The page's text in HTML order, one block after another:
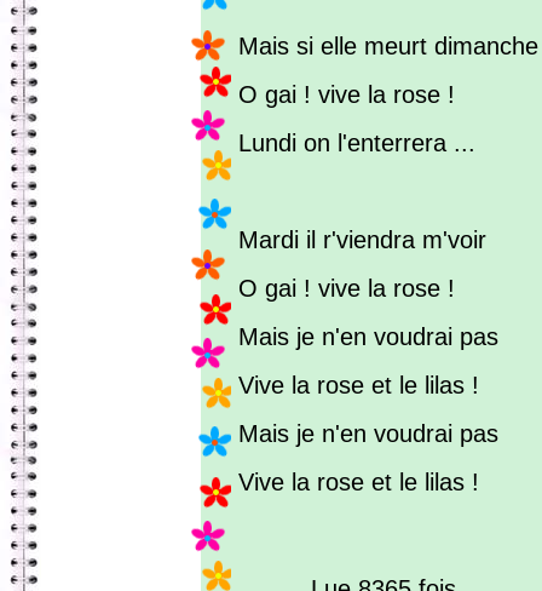
Mais si elle meurt dimanche
O gai ! vive la rose !
Lundi on l'enterrera ...
Mardi il r'viendra m'voir
O gai ! vive la rose !
Mais je n'en voudrai pas
Vive la rose et le lilas !
Mais je n'en voudrai pas
Vive la rose et le lilas !